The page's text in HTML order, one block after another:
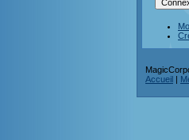
Accueil |